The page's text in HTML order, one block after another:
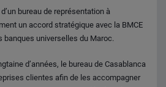
bureau de représentation à
un accord stratégique avec la BMCE
banques universelles du Maroc.
d’années, le bureau de Casablanca
clientes afin de les accompagner